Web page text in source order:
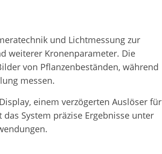
und Lichtmessung zur
weiterer Kronenparameter. Die
von Pflanzenbeständen, während
messen.
einem verzögerten Auslöser für
System präzise Ergebnisse unter